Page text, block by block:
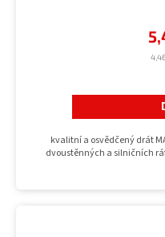
kvalitní a osvědčený drát
dvoustěnných a silničních